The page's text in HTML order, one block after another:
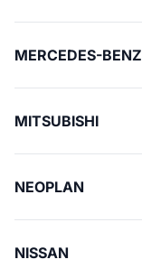
MERCEDES-BENZ
MITSUBISHI
NEOPLAN
NISSAN